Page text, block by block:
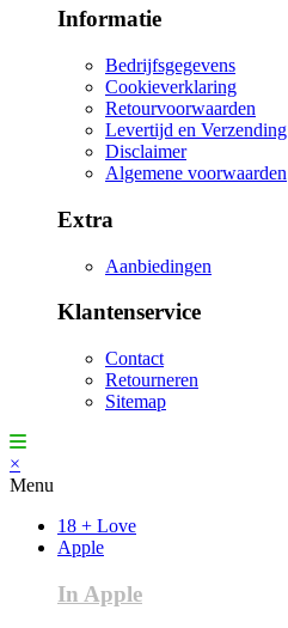
Informatie
Bedrijfsgegevens
Cookieverklaring
Retourvoorwaarden
Levertijd en Verzending
Disclaimer
Algemene voorwaarden
Extra
Aanbiedingen
Klantenservice
Contact
Retourneren
Sitemap
×
Menu
18 + Love
Apple
In Apple